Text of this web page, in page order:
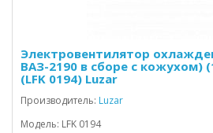
Электровентилятор
ВАЗ-2190 в сборе с кожухом)
(LFK 0194) Luzar
Производитель: Luzar
Модель: LFK 0194